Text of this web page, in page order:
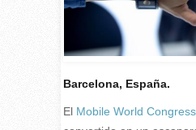
Barcelona, España.
ElMobile World